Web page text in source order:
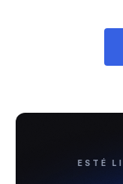
ESTÉ